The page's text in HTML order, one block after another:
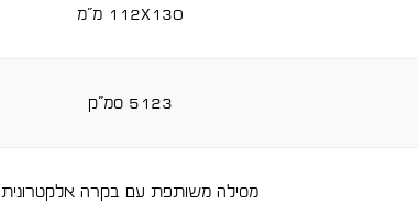
112x130 מ"מ
5123 סמ"ק
מסילה משותפת עם בקרה אלקטרונית